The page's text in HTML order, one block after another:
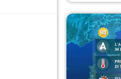
d’Italia